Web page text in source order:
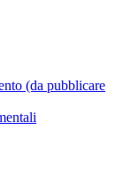
(da pubblicare